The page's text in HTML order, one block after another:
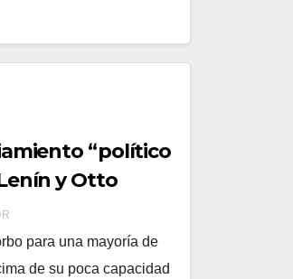
“político
y Otto
para una mayoría de
de su poca capacidad